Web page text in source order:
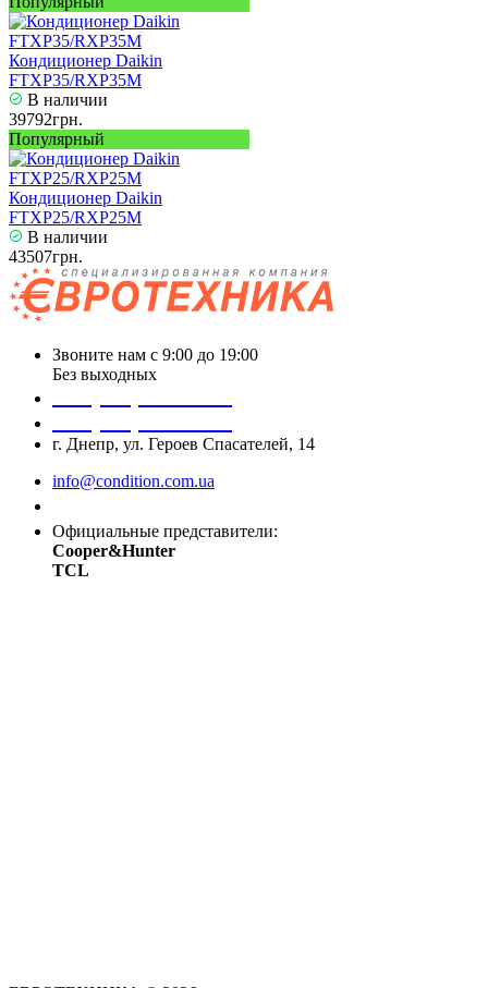
Кондиционер Daikin
FTXP35/RXP35M
В наличии
39792грн.
Популярный
Кондиционер Daikin
FTXP25/RXP25M
В наличии
43507грн.
Звоните нам с 9:00 до 19:00
Без выходных
г. Днепр, ул. Героев Спасателей, 14
info@condition.com.ua
Официальные представители:
Cooper&Hunter
TCL